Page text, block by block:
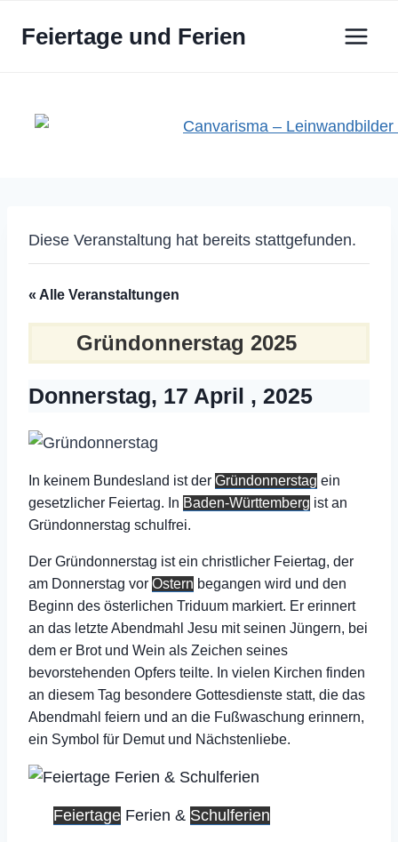
InhaltFeiertage und Ferien
Diese Veranstaltung hat bereits stattgefunden.
« Alle Veranstaltungen
Gründonnerstag 2025
Donnerstag, 17 April , 2025
In keinem Bundesland ist der Gründonnerstag ein
gesetzlicher Feiertag. In Baden-Württemberg ist an
Gründonnerstag schulfrei.
Der Gründonnerstag ist ein christlicher Feiertag, der
am Donnerstag vor Ostern begangen wird und den
Beginn des österlichen Triduum markiert. Er erinnert
an das letzte Abendmahl Jesu mit seinen Jüngern, bei
dem er Brot und Wein als Zeichen seines
bevorstehenden Opfers teilte. In vielen Kirchen finden
an diesem Tag besondere Gottesdienste statt, die das
Abendmahl feiern und an die Fußwaschung erinnern,
ein Symbol für Demut und Nächstenliebe.
Feiertage Ferien & Schulferien